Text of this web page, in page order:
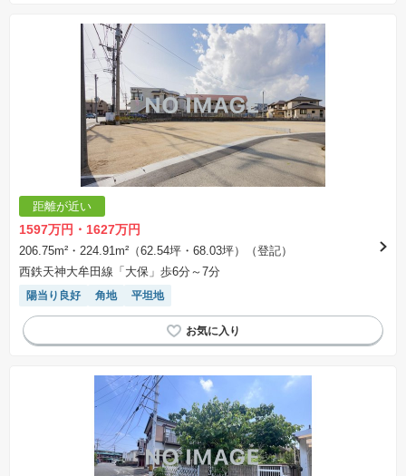
距離が近い
1597万円・1627万円
206.75m²・224.91m²（62.54坪・68.03坪）（登記）
西鉄天神大牟田線「大保」歩6分～7分
陽当り良好 角地 平坦地